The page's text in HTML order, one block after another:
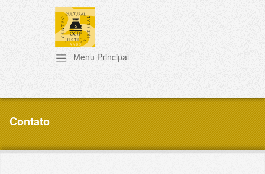
Pular para o conteúdo principal
Contato